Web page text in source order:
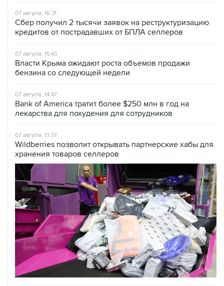
07 августа, 16:31
Сбер получил 2 тысячи заявок на реструктуризацию
кредитов от пострадавших от БПЛА селлеров
07 августа, 15:43
Власти Крыма ожидают роста объемов продажи
бензина со следующей недели
07 августа, 14:47
Bank of America тратит более $250 млн в год на
лекарства для похудения для сотрудников
07 августа, 13:37
Wildberries позволит открывать партнерские хабы для
хранения товаров селлеров